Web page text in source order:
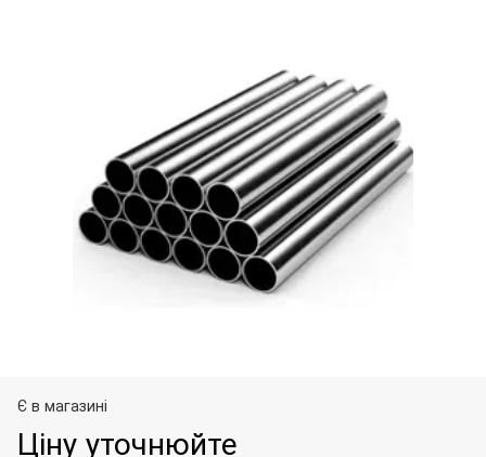
Є в магазині
Ціну уточнюйте